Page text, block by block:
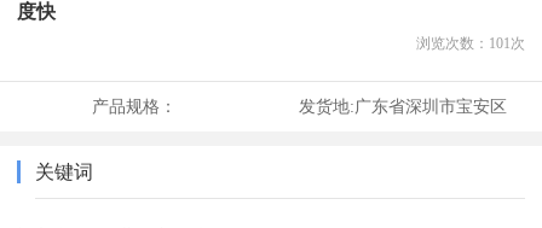
度快
浏览次数： 101次
产品规格： 发货地:广东省深圳市宝安区
关键词